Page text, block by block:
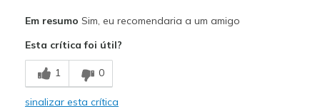
Breathe Well
Comfortable
Em resumo Sim, eu recomendaria a um amigo
Esta crítica foi útil?
1 0
sinalizar esta crítica